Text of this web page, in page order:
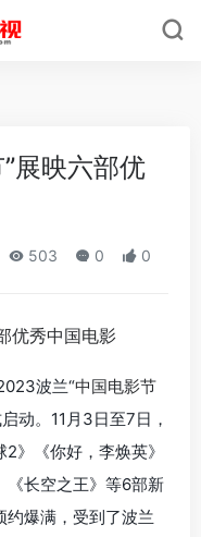
展映六部优
503 0 0
波兰“中国电影节
动。11月3日至7日，
》《你好，李焕英》
《长空之王》等6部新
约爆满，受到了波兰